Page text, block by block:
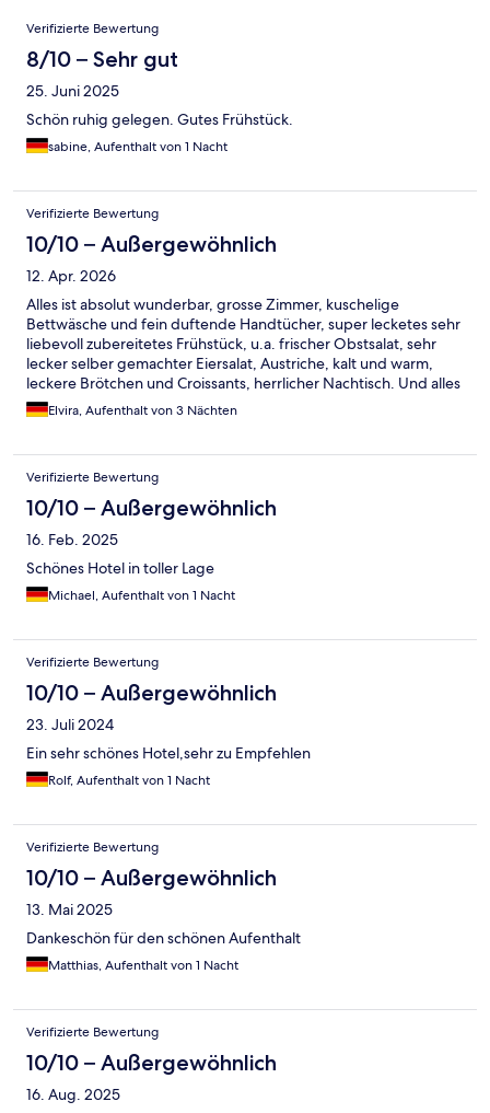
Bewertungen
Verifizierte Bewertung
8/10 – Sehr gut
25. Juni 2025
Schön ruhig gelegen. Gutes Frühstück.
sabine, Aufenthalt von 1 Nacht
Verifizierte Bewertung
10/10 – Außergewöhnlich
12. Apr. 2026
Alles ist absolut wunderbar, grosse Zimmer, kuschelige
Bettwäsche und fein duftende Handtücher, super lecketes sehr
liebevoll zubereitetes Frühstück, u.a. frischer Obstsalat, sehr
lecker selber gemachter Eiersalat, Austriche, kalt und warm,
leckere Brötchen und Croissants, herrlicher Nachtisch. Und alles
mit Ausblick in die Weite. Vielen Dank. Hat alles wunderbar
geklappt, auch der Checkin mit Schlüsselbox.
Elvira, Aufenthalt von 3 Nächten
Verifizierte Bewertung
10/10 – Außergewöhnlich
16. Feb. 2025
Schönes Hotel in toller Lage
Michael, Aufenthalt von 1 Nacht
Verifizierte Bewertung
10/10 – Außergewöhnlich
23. Juli 2024
Ein sehr schönes Hotel,sehr zu Empfehlen
Rolf, Aufenthalt von 1 Nacht
Verifizierte Bewertung
10/10 – Außergewöhnlich
13. Mai 2025
Dankeschön für den schönen Aufenthalt
Matthias, Aufenthalt von 1 Nacht
Verifizierte Bewertung
10/10 – Außergewöhnlich
16. Aug. 2025